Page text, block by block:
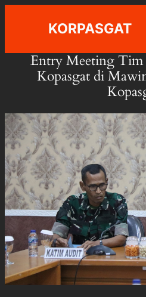
KORPASGAT
Entry Meeting
Kopasgat di